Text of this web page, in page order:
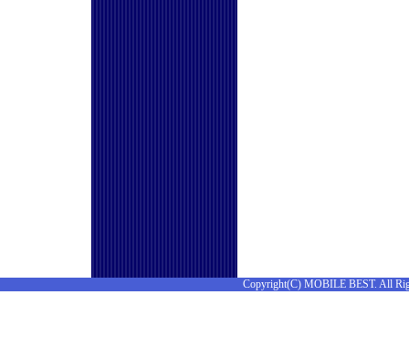
Copyright(C) MOBILE BEST. All